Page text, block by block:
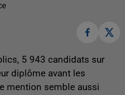
5 943 candidats sur
diplôme avant les
mention semble aussi